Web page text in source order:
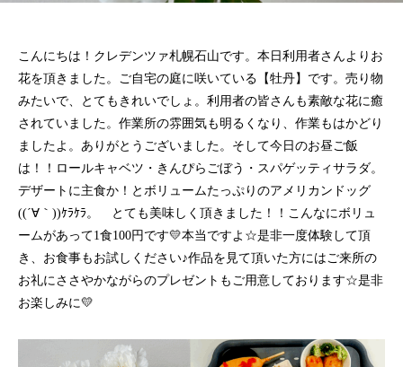
こんにちは！クレデンツァ札幌石山です。本日利用者さんよりお
花を頂きました。ご自宅の庭に咲いている【牡丹】です。売り物
みたいで、とてもきれいでしょ。利用者の皆さんも素敵な花に癒
されていました。作業所の雰囲気も明るくなり、作業もはかどり
ましたよ。ありがとうございました。そして今日のお昼ご飯
は！！ロールキャベツ・きんぴらごぼう・スパゲッティサラダ。
デザートに主食か！とボリュームたっぷりのアメリカンドッグ
((´∀｀))ｹﾗｹﾗ。 とても美味しく頂きました！！こんなにボリュ
ームがあって1食100円です💛本当ですよ☆是非一度体験して頂
き、お食事もお試しください♪作品を見て頂いた方にはご来所の
お礼にささやかながらのプレゼントもご用意しております☆是非
お楽しみに💛